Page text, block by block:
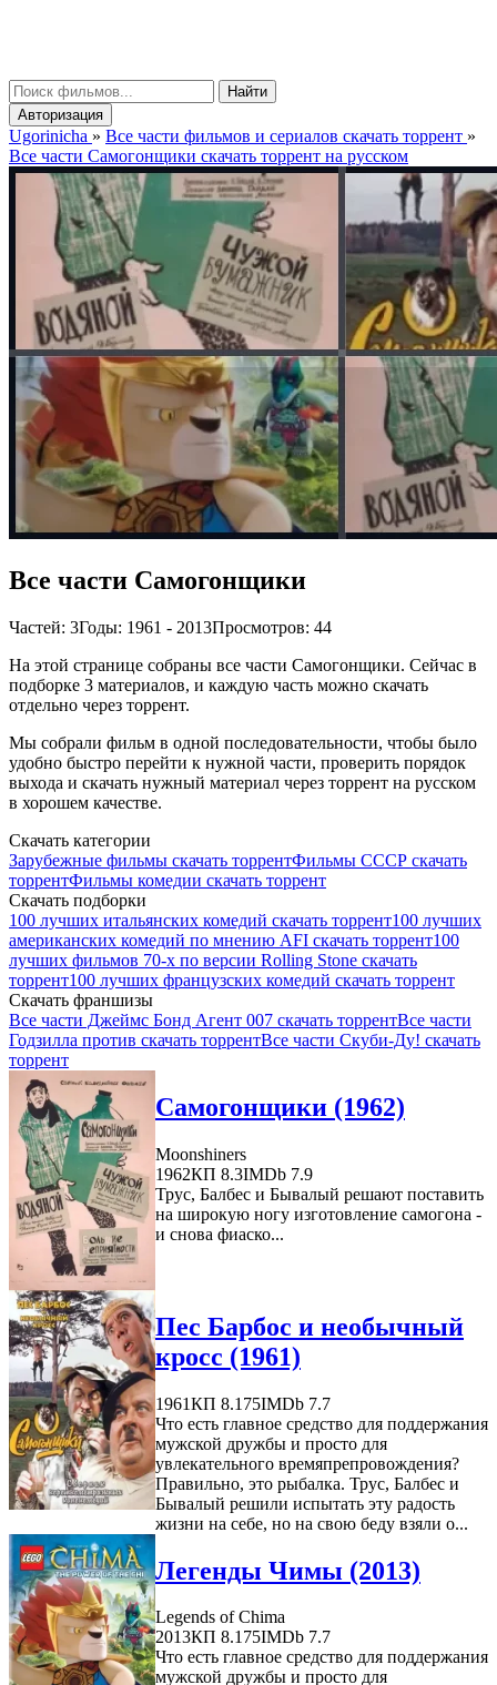
Найти
Авторизация
Ugorinicha » Все части фильмов и сериалов скачать торрент »
Все части Самогонщики скачать торрент на русском
Все части Самогонщики
Частей: 3Годы: 1961 - 2013Просмотров: 44
На этой странице собраны все части Самогонщики. Сейчас в
подборке 3 материалов, и каждую часть можно скачать
отдельно через торрент.
Мы собрали фильм в одной последовательности, чтобы было
удобно быстро перейти к нужной части, проверить порядок
выхода и скачать нужный материал через торрент на русском
в хорошем качестве.
Скачать категории
Зарубежные фильмы скачать торрентФильмы СССР скачать
торрентФильмы комедии скачать торрент
Скачать подборки
100 лучших итальянских комедий скачать торрент100 лучших
американских комедий по мнению AFI скачать торрент100
лучших фильмов 70-х по версии Rolling Stone скачать
торрент100 лучших французских комедий скачать торрент
Скачать франшизы
Все части Джеймс Бонд Агент 007 скачать торрентВсе части
Годзилла против скачать торрентВсе части Скуби-Ду! скачать
торрент
Самогонщики (1962)
Moonshiners
1962КП 8.3IMDb 7.9
Трус, Балбес и Бывалый решают поставить
на широкую ногу изготовление самогона -
и снова фиаско...
Пес Барбос и необычный
кросс (1961)
1961КП 8.175IMDb 7.7
Что есть главное средство для поддержания
мужской дружбы и просто для
увлекательного времяпрепровождения?
Правильно, это рыбалка. Трус, Балбес и
Бывалый решили испытать эту радость
жизни на себе, но на свою беду взяли о...
Легенды Чимы (2013)
Legends of Chima
2013КП 8.175IMDb 7.7
Что есть главное средство для поддержания
мужской дружбы и просто для